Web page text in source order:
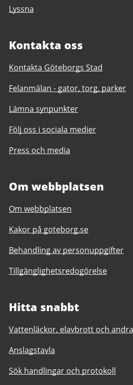
Lyssna
Kontakta oss
Kontakta Göteborgs Stad
Felanmälan - gator, torg, parker
Lämna synpunkter
Följ oss i sociala medier
Press och media
Om webbplatsen
Om webbplatsen
Kakor på goteborg.se
Behandling av personuppgifter
Tillgänglighetsredogörelse
Hitta snabbt
Vattenläckor, elavbrott och
Anslagstavla
Sök handlingar och protokoll